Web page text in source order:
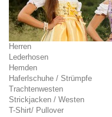
Herren
Lederhosen
Hemden
Haferlschuhe / Strümpfe
Trachtenwesten
Strickjacken / Westen
T-Shirt/ Pullover